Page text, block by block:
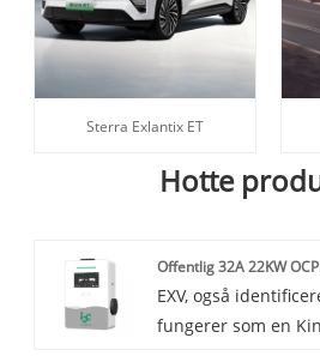
Sterra Exlantix ET
Hotte
Offentlig 32A 22KW
EXV, også
fungerer som en